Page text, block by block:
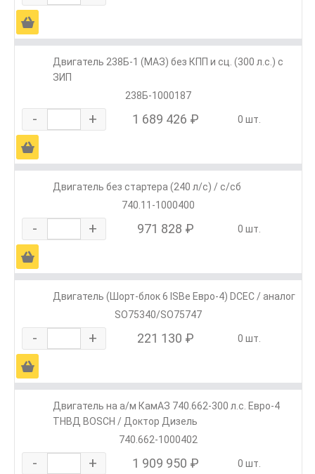
Ä
Двигатель 238Б-1 (МАЗ) без КПП и сц. (300 л.с.) с
ЗИП
238Б-1000187
- + 1 689 426 ₽ 0 шт.
Ä
Двигатель без стартера (240 л/с) / с/сб
740.11-1000400
- + 971 828 ₽ 0 шт.
Ä
Двигатель (Шорт-блок 6 ISBe Евро-4) DCEC / аналог
SO75340/SO75747
- + 221 130 ₽ 0 шт.
Ä
Двигатель на а/м КамАЗ 740.662-300 л.с. Евро-4
ТНВД BOSCH / Доктор Дизель
740.662-1000402
- + 1 909 950 ₽ 0 шт.